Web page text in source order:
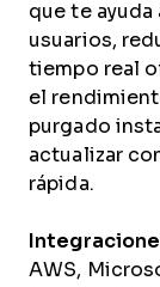
que te
usuarios,
tiempo real
el
purgado
actualizar
rápida.
AWS,